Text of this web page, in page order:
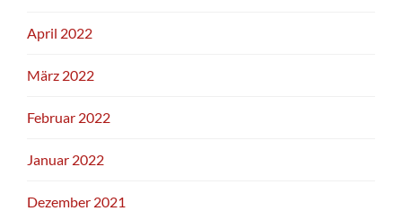
April 2022
März 2022
Februar 2022
Januar 2022
Dezember 2021